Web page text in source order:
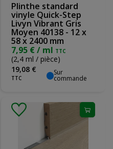
Plinthe standard
vinyle Quick-Step
Livyn Vibrant Gris
Moyen 40138 - 12 x
58 x 2400 mm
7,95 € / ml TTC
(2,4 ml / pièce)
19,08 €
TTC
Sur
commande